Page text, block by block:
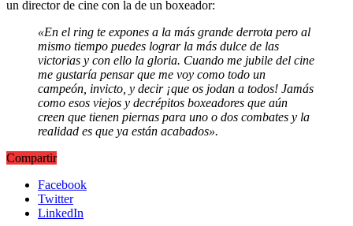
un director de cine con la de un boxeador:
«En el ring te expones a la más grande derrota pero al
mismo tiempo puedes lograr la más dulce de las
victorias y con ello la gloria. Cuando me jubile del cine
me gustaría pensar que me voy como todo un
campeón, invicto, y decir ¡que os jodan a todos! Jamás
como esos viejos y decrépitos boxeadores que aún
creen que tienen piernas para uno o dos combates y la
realidad es que ya están acabados».
Compartir
Facebook
Twitter
LinkedIn